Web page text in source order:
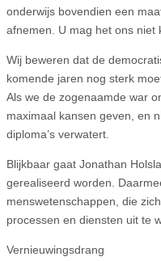
onderwijs bovendien een
afnemen. U mag het ons niet
Wij beweren dat de
komende jaren nog sterk
Als we de zogenaamde war
maximaal kansen geven, en
diploma’s verwatert.
Blijkbaar gaat Jonathan
gerealiseerd worden.
menswetenschappen, die
processen en diensten uit te
Vernieuwingsdrang